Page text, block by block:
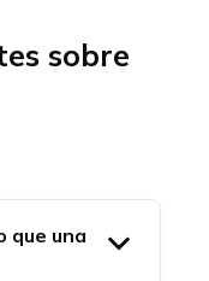
sobre
que una